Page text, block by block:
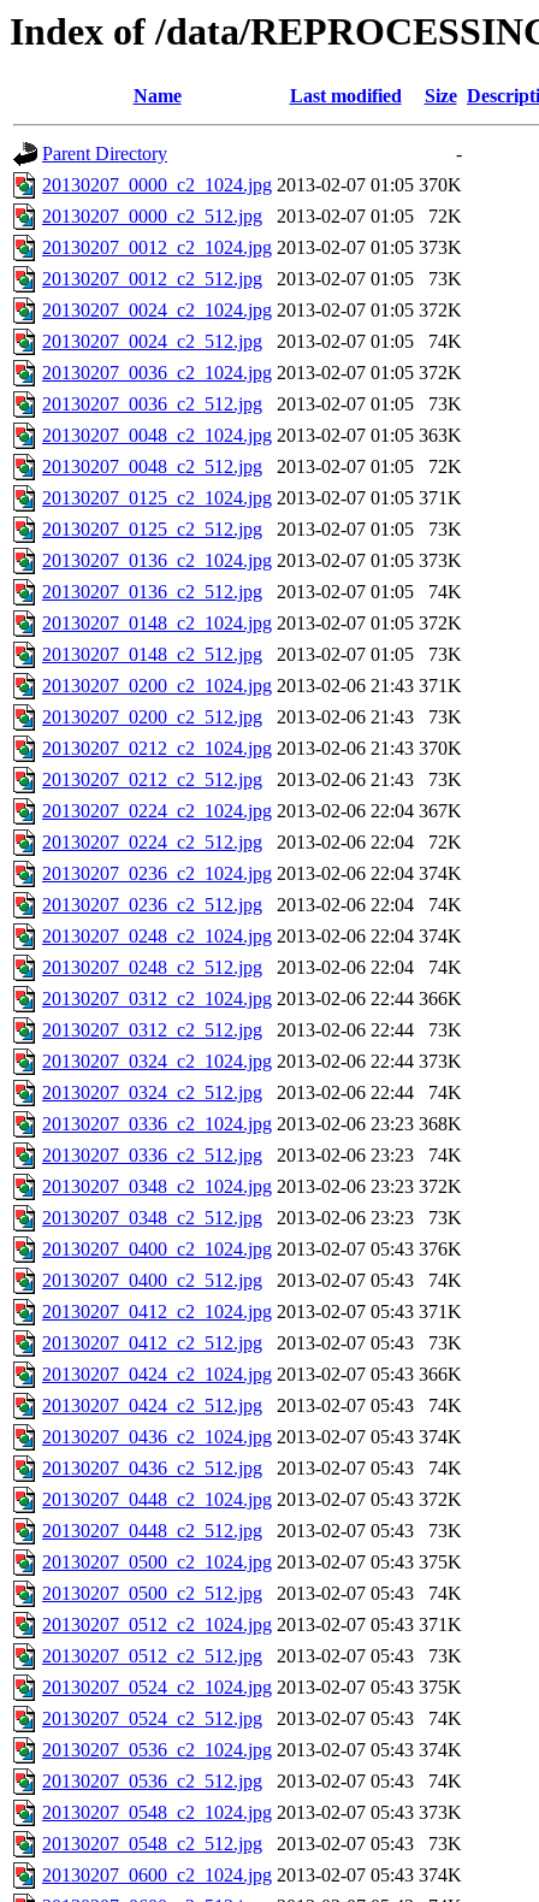
Index of /data/
Name Last modified Size
Parent Directory
-
20130207_0000_c2_1024.jpg 2013-02-07 01:05 370K
20130207_0000_c2_512.jpg
2013-02-07 01:05
72K
20130207_0012_c2_1024.jpg 2013-02-07 01:05 373K
20130207_0012_c2_512.jpg
2013-02-07 01:05
73K
20130207_0024_c2_1024.jpg 2013-02-07 01:05 372K
20130207_0024_c2_512.jpg
2013-02-07 01:05
74K
20130207_0036_c2_1024.jpg 2013-02-07 01:05 372K
20130207_0036_c2_512.jpg
2013-02-07 01:05
73K
20130207_0048_c2_1024.jpg 2013-02-07 01:05 363K
20130207_0048_c2_512.jpg
2013-02-07 01:05
72K
20130207_0125_c2_1024.jpg 2013-02-07 01:05 371K
20130207_0125_c2_512.jpg
2013-02-07 01:05
73K
20130207_0136_c2_1024.jpg 2013-02-07 01:05 373K
20130207_0136_c2_512.jpg
2013-02-07 01:05
74K
20130207_0148_c2_1024.jpg 2013-02-07 01:05 372K
20130207_0148_c2_512.jpg
2013-02-07 01:05
73K
20130207_0200_c2_1024.jpg 2013-02-06 21:43 371K
20130207_0200_c2_512.jpg
2013-02-06 21:43
73K
20130207_0212_c2_1024.jpg 2013-02-06 21:43 370K
20130207_0212_c2_512.jpg
2013-02-06 21:43
73K
20130207_0224_c2_1024.jpg 2013-02-06 22:04 367K
20130207_0224_c2_512.jpg
2013-02-06 22:04
72K
20130207_0236_c2_1024.jpg 2013-02-06 22:04 374K
20130207_0236_c2_512.jpg
2013-02-06 22:04
74K
20130207_0248_c2_1024.jpg 2013-02-06 22:04 374K
20130207_0248_c2_512.jpg
2013-02-06 22:04
74K
20130207_0312_c2_1024.jpg 2013-02-06 22:44 366K
20130207_0312_c2_512.jpg
2013-02-06 22:44
73K
20130207_0324_c2_1024.jpg 2013-02-06 22:44 373K
20130207_0324_c2_512.jpg
2013-02-06 22:44
74K
20130207_0336_c2_1024.jpg 2013-02-06 23:23 368K
20130207_0336_c2_512.jpg
2013-02-06 23:23
74K
20130207_0348_c2_1024.jpg 2013-02-06 23:23 372K
20130207_0348_c2_512.jpg
2013-02-06 23:23
73K
20130207_0400_c2_1024.jpg 2013-02-07 05:43 376K
20130207_0400_c2_512.jpg
2013-02-07 05:43
74K
20130207_0412_c2_1024.jpg 2013-02-07 05:43 371K
20130207_0412_c2_512.jpg
2013-02-07 05:43
73K
20130207_0424_c2_1024.jpg 2013-02-07 05:43 366K
20130207_0424_c2_512.jpg
2013-02-07 05:43
74K
20130207_0436_c2_1024.jpg 2013-02-07 05:43 374K
20130207_0436_c2_512.jpg
2013-02-07 05:43
74K
20130207_0448_c2_1024.jpg 2013-02-07 05:43 372K
20130207_0448_c2_512.jpg
2013-02-07 05:43
73K
20130207_0500_c2_1024.jpg 2013-02-07 05:43 375K
20130207_0500_c2_512.jpg
2013-02-07 05:43
74K
20130207_0512_c2_1024.jpg 2013-02-07 05:43 371K
20130207_0512_c2_512.jpg
2013-02-07 05:43
73K
20130207_0524_c2_1024.jpg 2013-02-07 05:43 375K
20130207_0524_c2_512.jpg
2013-02-07 05:43
74K
20130207_0536_c2_1024.jpg 2013-02-07 05:43 374K
20130207_0536_c2_512.jpg
2013-02-07 05:43
74K
20130207_0548_c2_1024.jpg 2013-02-07 05:43 373K
20130207_0548_c2_512.jpg
2013-02-07 05:43
73K
20130207_0600_c2_1024.jpg 2013-02-07 05:43 374K